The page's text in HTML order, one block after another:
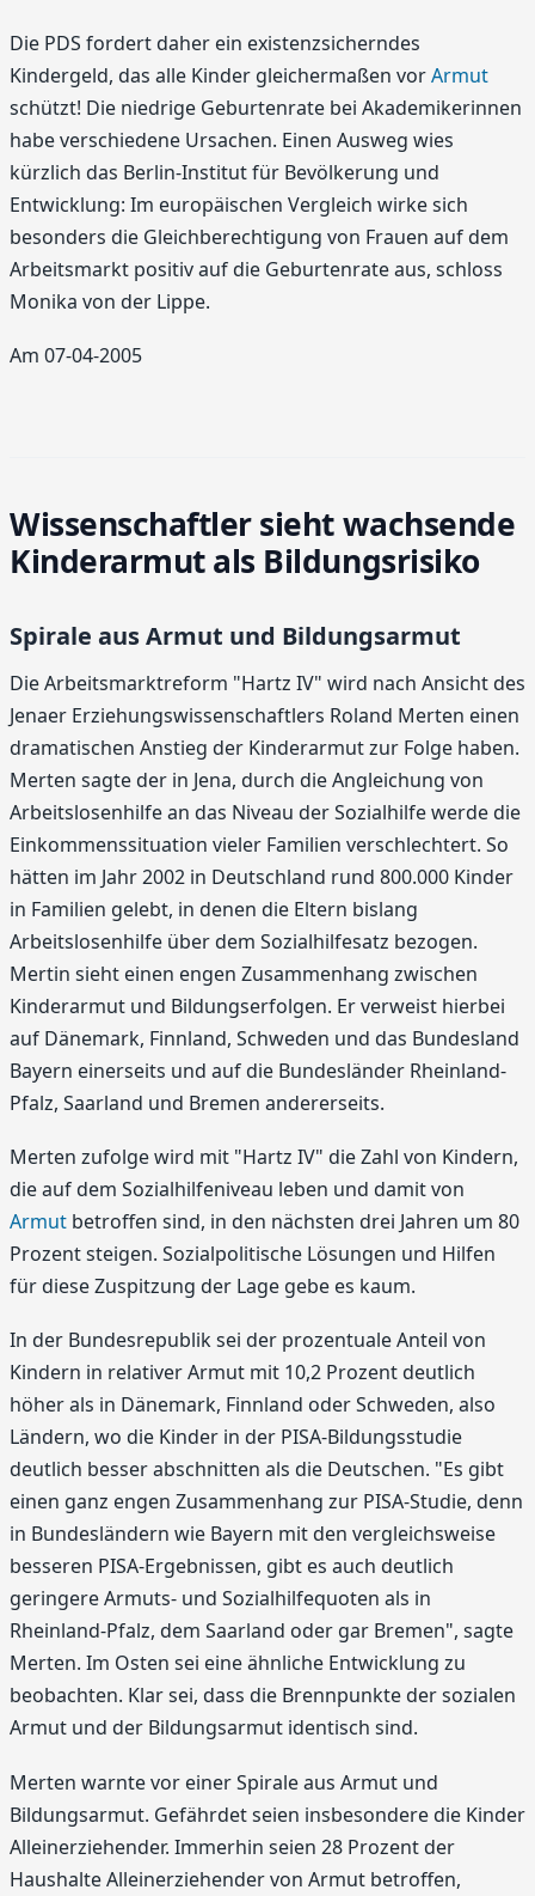
Die PDS fordert daher ein existenzsicherndes
Kindergeld, das alle Kinder gleichermaßen vorArmut
schützt! Die niedrige Geburtenrate bei Akademikerinnen
habe verschiedene Ursachen. Einen Ausweg wies
kürzlich das Berlin-Institut für Bevölkerung und
Entwicklung: Im europäischen Vergleich wirke sich
besonders die Gleichberechtigung von Frauen auf dem
Arbeitsmarkt positiv auf die Geburtenrate aus, schloss
Monika von der Lippe.
Am 07-04-2005
Wissenschaftler sieht wachsende
Kinderarmut als Bildungsrisiko
Spirale aus Armut und Bildungsarmut
Die Arbeitsmarktreform "Hartz IV" wird nach Ansicht des
Jenaer Erziehungswissenschaftlers Roland Merten einen
dramatischen Anstieg der Kinderarmut zur Folge haben.
Merten sagte der in Jena, durch die Angleichung von
Arbeitslosenhilfe an das Niveau der Sozialhilfe werde die
Einkommenssituation vieler Familien verschlechtert. So
hätten im Jahr 2002 in Deutschland rund 800.000 Kinder
in Familien gelebt, in denen die Eltern bislang
Arbeitslosenhilfe über dem Sozialhilfesatz bezogen.
Mertin sieht einen engen Zusammenhang zwischen
Kinderarmut und Bildungserfolgen. Er verweist hierbei
auf Dänemark, Finnland, Schweden und das Bundesland
Bayern einerseits und auf die Bundesländer Rheinland-
Pfalz, Saarland und Bremen andererseits.
Merten zufolge wird mit "Hartz IV" die Zahl von Kindern,
die auf dem Sozialhilfeniveau leben und damit von
Armut betroffen sind, in den nächsten drei Jahren um 80
Prozent steigen. Sozialpolitische Lösungen und Hilfen
für diese Zuspitzung der Lage gebe es kaum.
In der Bundesrepublik sei der prozentuale Anteil von
Kindern in relativer Armut mit 10,2 Prozent deutlich
höher als in Dänemark, Finnland oder Schweden, also
Ländern, wo die Kinder in der PISA-Bildungsstudie
deutlich besser abschnitten als die Deutschen. "Es gibt
einen ganz engen Zusammenhang zur PISA-Studie, denn
in Bundesländern wie Bayern mit den vergleichsweise
besseren PISA-Ergebnissen, gibt es auch deutlich
geringere Armuts- und Sozialhilfequoten als in
Rheinland-Pfalz, dem Saarland oder gar Bremen", sagte
Merten. Im Osten sei eine ähnliche Entwicklung zu
beobachten. Klar sei, dass die Brennpunkte der sozialen
Armut und der Bildungsarmut identisch sind.
Merten warnte vor einer Spirale aus Armut und
Bildungsarmut. Gefährdet seien insbesondere die Kinder
Alleinerziehender. Immerhin seien 28 Prozent der
Haushalte Alleinerziehender von Armut betroffen,